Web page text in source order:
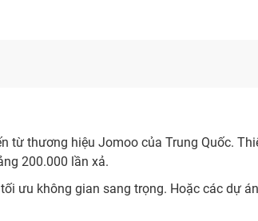
từ thương hiệu Jomoo của Trung Quốc.
200.000 lần xả.
ưu không gian sang trọng. Hoặc các dự